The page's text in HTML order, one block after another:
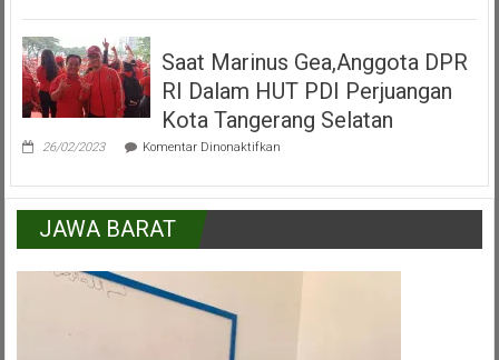
:
Kecamatan
Pamulang
Peran
Lapisan
Masyarakat
Saat Marinus Gea,Anggota DPR
RI Dalam HUT PDI Perjuangan
Kota Tangerang Selatan
26/02/2023 Komentar Dinonaktifkanpada
Gea,Anggota
DPR
Dalam
JAWA BARAT